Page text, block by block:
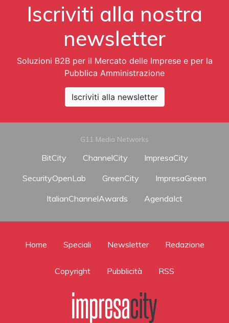
Iscriviti alla nostra
newsletter
Soluzioni B2B per il Mercato delle Imprese e per la
Pubblica Amministrazione
Iscriviti alla newsletter
G11 Media Networks
BitCity ChannelCity
ImpresaCity
SecurityOpenLab
GreenCity
ImpresaGreen
ItalianChannelAwards
AgendaIct
Home Speciali Newsletter Redazione
Copyright Pubblicità RSS